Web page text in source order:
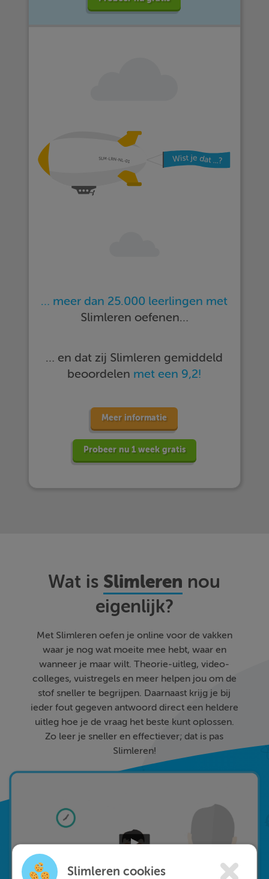
… meer dan 25.000 leerlingen met
Slimleren oefenen…
… en dat zij Slimleren gemiddeld
beoordelen met een 9,2!
Meer informatie
Probeer nu 1 week gratis
Wat is Slimleren nou
eigenlijk?
Met Slimleren oefen je online voor de vakken
waar je nog wat moeite mee hebt, waar en
wanneer je maar wilt. Theorie-uitleg, video-
colleges, vuistregels en meer helpen jou om de
stof sneller te begrijpen. Daarnaast krijg je bij
ieder fout gegeven antwoord direct een heldere
uitleg hoe je de vraag het beste kunt oplossen.
Zo leer je sneller en effectiever; dat is pas
Slimleren!
Slimleren cookies